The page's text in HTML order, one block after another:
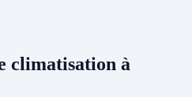
climatisation à